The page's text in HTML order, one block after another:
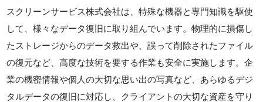
スクリーンサービス株式会社は、特殊な機器と専門知識を駆使
して、様々なデータ復旧に取り組んでいます。物理的に損傷し
たストレージからのデータ救出や、誤って削除されたファイル
の復元など、高度な技術を要する作業も安全に実施します。企
業の機密情報や個人の大切な思い出の写真など、あらゆるデジ
タルデータの復旧に対応し、クライアントの大切な資産を守り